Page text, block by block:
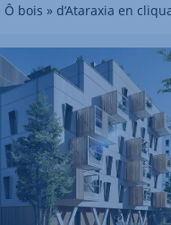
Ô bois » d’Ataraxia en